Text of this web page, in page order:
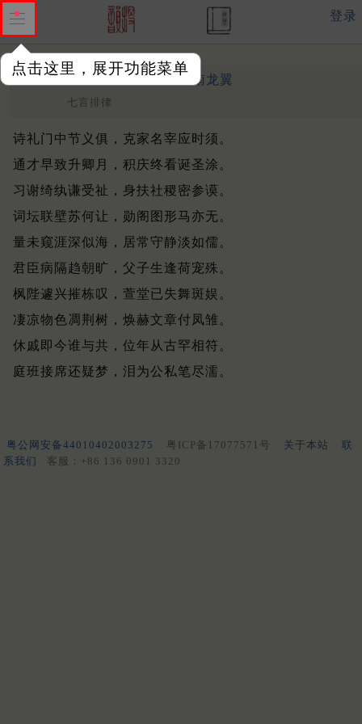
点击这里，展开功能菜单
登录
光城府院君挽十韵 清 · 南龙翼
七言排律
诗礼门中节义俱，克家名宰应时须。
通才早致升卿月，积庆终看诞圣涂。
习谢绮纨谦受祉，身扶社稷密参谟。
词坛联壁苏何让，勋阁图形马亦无。
量未窥涯深似海，居常守静淡如儒。
君臣病隔趋朝旷，父子生逢荷宠殊。
枫陛遽兴摧栋叹，萱堂已失舞斑娱。
凄凉物色凋荆树，焕赫文章付凤雏。
休戚即今谁与共，位年从古罕相符。
庭班接席还疑梦，泪为公私笔尽濡。
粤公网安备44010402003275 粤ICP备17077571号 关于本站
联
系我们
客服：+86 136 0901 3320